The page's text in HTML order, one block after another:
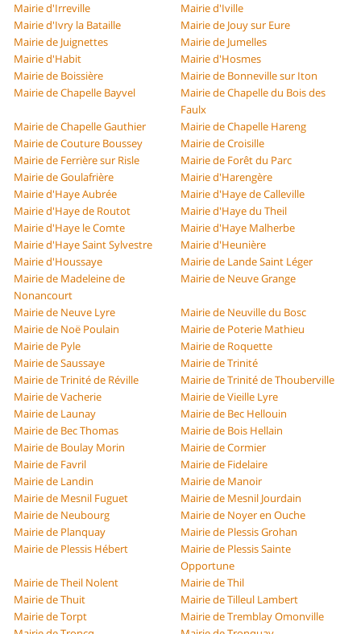
Mairie d'Irreville
Mairie d'Iville
Mairie d'Ivry la Bataille
Mairie de Jouy sur Eure
Mairie de Juignettes
Mairie de Jumelles
Mairie d'Habit
Mairie d'Hosmes
Mairie de Boissière
Mairie de Bonneville sur Iton
Mairie de Chapelle Bayvel
Mairie de Chapelle du Bois des
Faulx
Mairie de Chapelle Gauthier
Mairie de Chapelle Hareng
Mairie de Couture Boussey
Mairie de Croisille
Mairie de Ferrière sur Risle
Mairie de Forêt du Parc
Mairie de Goulafrière
Mairie d'Harengère
Mairie d'Haye Aubrée
Mairie d'Haye de Calleville
Mairie d'Haye de Routot
Mairie d'Haye du Theil
Mairie d'Haye le Comte
Mairie d'Haye Malherbe
Mairie d'Haye Saint Sylvestre
Mairie d'Heunière
Mairie d'Houssaye
Mairie de Lande Saint Léger
Mairie de Madeleine de
Nonancourt
Mairie de Neuve Grange
Mairie de Neuve Lyre
Mairie de Neuville du Bosc
Mairie de Noë Poulain
Mairie de Poterie Mathieu
Mairie de Pyle
Mairie de Roquette
Mairie de Saussaye
Mairie de Trinité
Mairie de Trinité de Réville
Mairie de Trinité de Thouberville
Mairie de Vacherie
Mairie de Vieille Lyre
Mairie de Launay
Mairie de Bec Hellouin
Mairie de Bec Thomas
Mairie de Bois Hellain
Mairie de Boulay Morin
Mairie de Cormier
Mairie de Favril
Mairie de Fidelaire
Mairie de Landin
Mairie de Manoir
Mairie de Mesnil Fuguet
Mairie de Mesnil Jourdain
Mairie de Neubourg
Mairie de Noyer en Ouche
Mairie de Planquay
Mairie de Plessis Grohan
Mairie de Plessis Hébert
Mairie de Plessis Sainte
Opportune
Mairie de Theil Nolent
Mairie de Thil
Mairie de Thuit
Mairie de Tilleul Lambert
Mairie de Torpt
Mairie de Tremblay Omonville